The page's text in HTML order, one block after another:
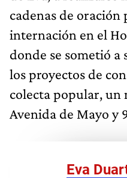
cadenas de oración
internación en el
donde se sometió a
los proyectos de
colecta popular, un
Avenida de Mayo y
Eva